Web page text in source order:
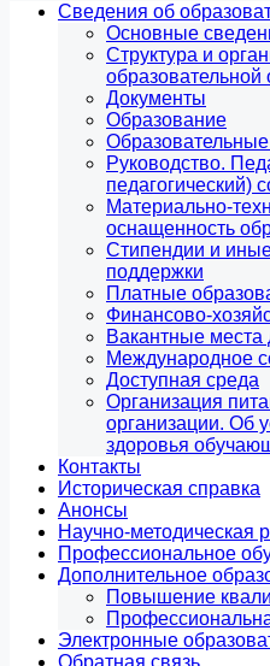
Сведения об
Основные
Структура и
образовательной
Документы
Образование
Руководство.
педагогический)
Материально-
оснащенность
Стипендии и
поддержки
Платные
Финансово-
Вакантные
Международное
Доступная среда
Организация
организации. Об
здоровья
Контакты
Историческая справка
Анонсы
Научно-методическая
Профессиональное
Дополнительное
Повышение
Электронные
Обратная связь